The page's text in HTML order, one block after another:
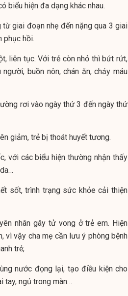
biểu hiện đa dạng khác nhau.
từ giai đoạn nhẹ đến nặng qua 3 giai
phục hồi.
liên tục. Với trẻ còn nhỏ thì bứt rứt,
buồn nôn, chán ăn, chảy máu
rơi vào ngày thứ 3 đến ngày thứ
giảm, trẻ bị thoát huyết tương.
với các biểu hiện thường nhận thấy
sốt, trình trạng sức khỏe cải thiện
nhân gây tử vong ở trẻ em. Hiện
vì vậy cha mẹ cần lưu ý phòng bệnh
trẻ;
nước đọng lại, tạo điều kiện cho
tay, ngủ trong màn…